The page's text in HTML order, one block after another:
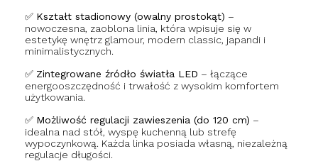
✅ Kształt stadionowy (owalny prostokąt) –
nowoczesna, zaoblona linia, która wpisuje się w
estetykę wnętrz glamour, modern classic, japandi i
minimalistycznych.
✅ Zintegrowane źródło światła LED – łączące
energooszczędność i trwałość z wysokim komfortem
użytkowania.
✅ Możliwość regulacji zawieszenia (do 120 cm) –
idealna nad stół, wyspę kuchenną lub strefę
wypoczynkową. Każda linka posiada własną, niezależną
regulacje długości.